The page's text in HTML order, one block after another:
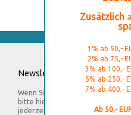
Zusätzlich
1% ab 50,-
2% ab 75,-
3% ab 100,-
5% ab 250,-
7% ab 400,-
Ab 50,-
Newsletter
Wenn Sie gerne unseren
bitte hier Ihre E-Mail Adresse an.
jederzeit wieder abbestellen.